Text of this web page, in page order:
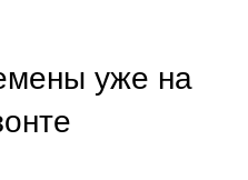
уже на